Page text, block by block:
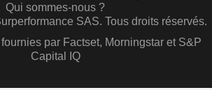
Qui sommes-nous ?
SAS. Tous droits réservés.
par Factset, Morningstar et S&P
Capital IQ